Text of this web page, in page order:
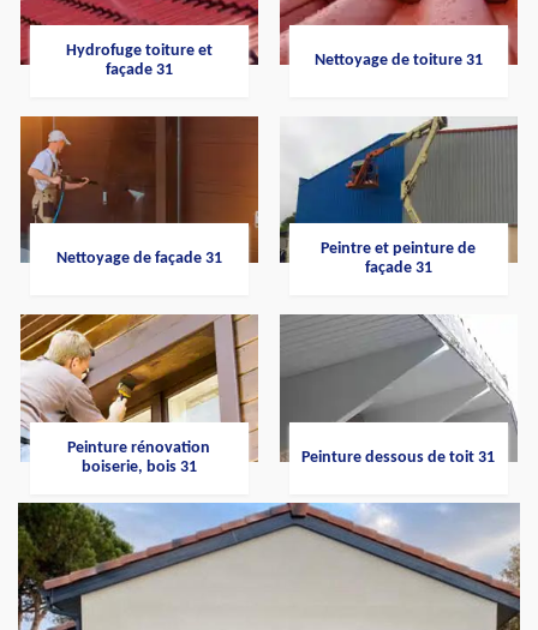
Hydrofuge toiture et
façade 31
Nettoyage de toiture 31
Nettoyage de façade 31
Peintre et peinture de
façade 31
Peinture rénovation
boiserie, bois 31
Peinture dessous de toit 31